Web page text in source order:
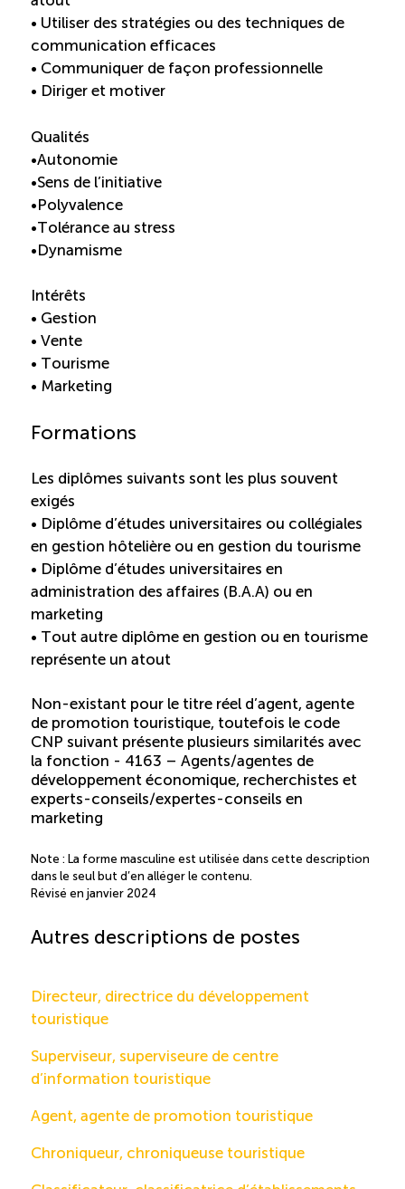
• Utiliser des stratégies ou des techniques de
communication efficaces
• Communiquer de façon professionnelle
• Diriger et motiver
Qualités
•Autonomie
•Sens de l’initiative
•Polyvalence
•Tolérance au stress
•Dynamisme
Intérêts
• Gestion
• Vente
• Tourisme
• Marketing
Formations
Les diplômes suivants sont les plus souvent
exigés
• Diplôme d’études universitaires ou collégiales
en gestion hôtelière ou en gestion du tourisme
• Diplôme d’études universitaires en
administration des affaires (B.A.A) ou en
marketing
• Tout autre diplôme en gestion ou en tourisme
représente un atout
Non-existant pour le titre réel d’agent, agente
de promotion touristique, toutefois le code
CNP suivant présente plusieurs similarités avec
la fonction - 4163 – Agents/agentes de
développement économique, recherchistes et
experts-conseils/expertes-conseils en
marketing
Note : La forme masculine est utilisée dans cette description
dans le seul but d’en alléger le contenu.
Révisé en janvier 2024
Autres descriptions de postes
Directeur, directrice du développement
touristique
Superviseur, superviseure de centre
d’information touristique
Agent, agente de promotion touristique
Chroniqueur, chroniqueuse touristique